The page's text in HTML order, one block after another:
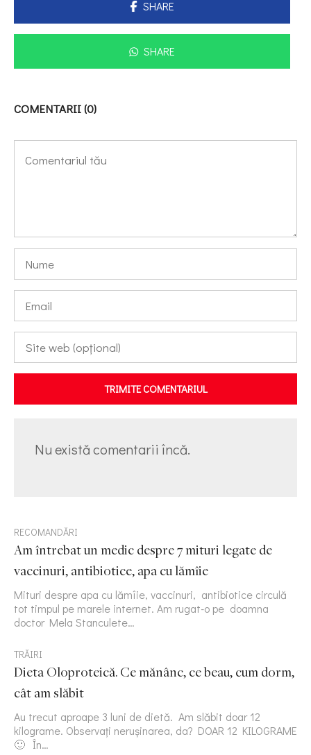
SHARE
SHARE
COMENTARII (0)
TRIMITE COMENTARIUL
Nu există comentarii încă.
RECOMANDĂRI
Am întrebat un medic despre 7 mituri legate de
vaccinuri, antibiotice, apa cu lămîie
Mituri despre apa cu lămîie, vaccinuri, antibiotice circulă
tot timpul pe marele internet. Am rugat-o pe doamna
doctor Mela Stanculete…
TRĂIRI
Dieta Oloproteică. Ce mănânc, ce beau, cum dorm,
cât am slăbit
Au trecut aproape 3 luni de dietă. Am slăbit doar 12
kilograme. Observați nerușinarea, da? DOAR 12 KILOGRAME
🙂 În…